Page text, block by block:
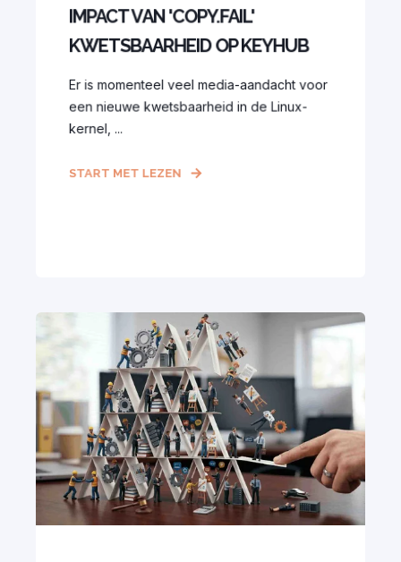
IMPACT VAN 'COPY.FAIL'
KWETSBAARHEID OP KEYHUB
Er is momenteel veel media-aandacht voor
een nieuwe kwetsbaarheid in de Linux-
kernel, ...
START MET LEZEN